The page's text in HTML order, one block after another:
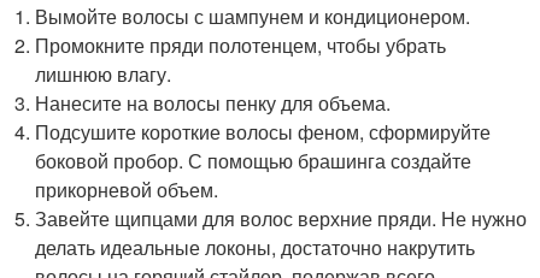
Вымойте волосы с шампунем и кондиционером.
Промокните пряди полотенцем, чтобы убрать
лишнюю влагу.
Нанесите на волосы пенку для объема.
Подсушите короткие волосы феном, сформируйте
боковой пробор. С помощью брашинга создайте
прикорневой объем.
Завейте щипцами для волос верхние пряди. Не нужно
делать идеальные локоны, достаточно накрутить